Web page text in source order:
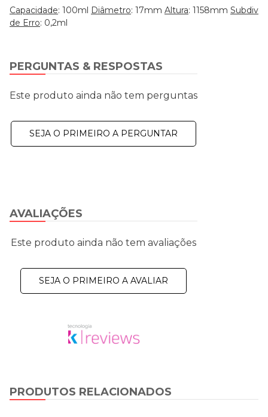
Capacidade: 100ml Diâmetro: 17mm Altura: 1158mm
de Erro: 0,2ml
AVALIAÇÕES
Este produto ainda não tem avaliações
SEJA O PRIMEIRO A AVALIAR
PERGUNTAS & RESPOSTAS
Este produto ainda não tem perguntas
SEJA O PRIMEIRO A PERGUNTAR
PRODUTOS RELACIONADOS